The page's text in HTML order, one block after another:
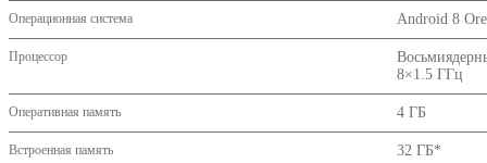
Операционная система
Android 8
Процессор
8×1.5 ГГц
Оперативная память 4 ГБ
Встроенная память 32 ГБ*